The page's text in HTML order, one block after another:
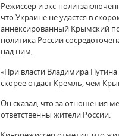
Режиссер и экс-
что Украине не удастся в
аннексированный Крымский
политика России
над ним,
«При власти Владимира
скорее отдаст Кремль, чем
Он сказал, что за отношения
ответственны жители России.